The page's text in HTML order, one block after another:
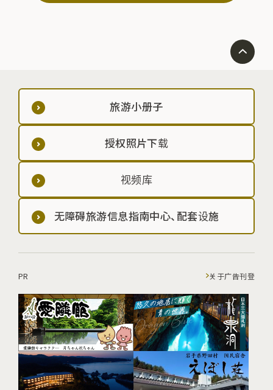
旅游小册子
授权照片下载
视频库
无障碍旅游信息指南中心、配套设施
PR 关于广告刊登